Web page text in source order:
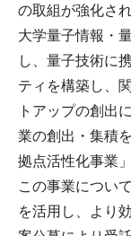
の取組が強化さ
大学量子情報・
し、量子技術に
ティを構築し、
トアップの創出
業の創出・集積
拠点活性化事業
この事業につい
を活用し、より